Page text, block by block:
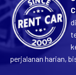
perjalanan harian,